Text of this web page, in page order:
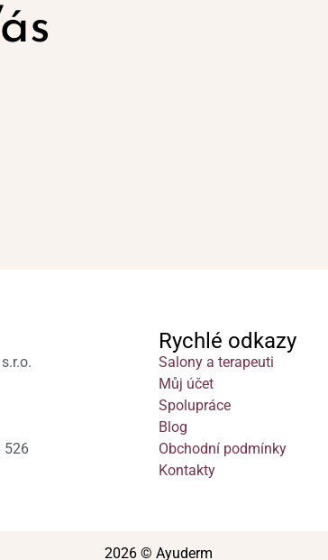
526
Rychlé odkazy
Salony a terapeuti
Můj účet
Spolupráce
Blog
Obchodní podmínky
Kontakty
2026 © Ayuderm